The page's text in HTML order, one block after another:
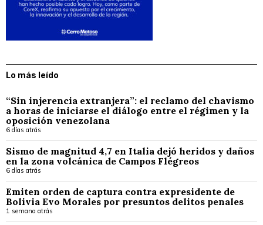
Lo más leído
“Sin injerencia extranjera”: el reclamo del chavismo
a horas de iniciarse el diálogo entre el régimen y la
oposición venezolana
6 días atrás
Sismo de magnitud 4,7 en Italia dejó heridos y daños
en la zona volcánica de Campos Flégreos
6 días atrás
Emiten orden de captura contra expresidente de
Bolivia Evo Morales por presuntos delitos penales
1 semana atrás